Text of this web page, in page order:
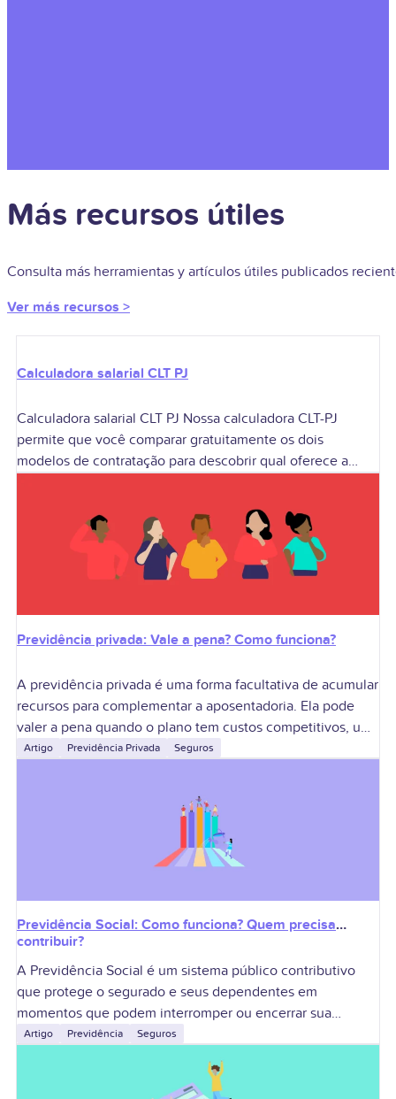
Más recursos útiles
Consulta más herramientas y artículos útiles publicados
Ver más recursos >
Calculadora salarial CLT PJ
Calculadora salarial CLT PJ Nossa calculadora CLT-PJ
permite que você comparar gratuitamente os dois
modelos de contratação para descobrir qual oferece a
Previdência privada: Vale a pena? Como funciona?
A previdência privada é uma forma facultativa de acumular
recursos para complementar a aposentadoria. Ela pode
valer a pena quando o plano tem custos competitivos, uma
carteira adequada ao prazo
Artigo Previdência Privada Seguros
Previdência Social: Como funciona? Quem precisa
contribuir?
A Previdência Social é um sistema público contributivo
que protege o segurado e seus dependentes em
momentos que podem interromper ou encerrar sua
capacidade de gerar renda. A aposentadoria é
Artigo Previdência Seguros